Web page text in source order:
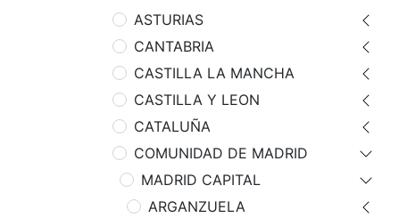
ASTURIAS
CANTABRIA
CASTILLA LA MANCHA
CASTILLA Y LEON
CATALUÑA
COMUNIDAD DE MADRID
MADRID CAPITAL
ARGANZUELA